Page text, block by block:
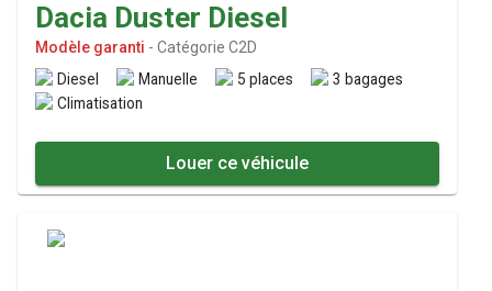
Dacia Duster Diesel
Modèle garanti - Catégorie C2D
Diesel
Manuelle 5 places
3 bagages
Climatisation
Louer ce véhicule